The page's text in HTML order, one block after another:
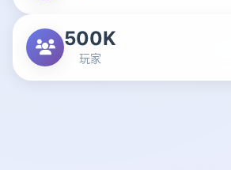
500K
玩家